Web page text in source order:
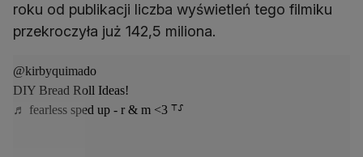
roku od publikacji liczba wyświetleń tego filmiku
przekroczyła już 142,5 miliona.
@kirbyquimado
DIY Bread Roll Ideas!
♬ fearless sped up - r & m <3 ⸆⸉